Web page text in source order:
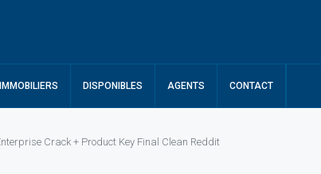
DISPONIBLES AGENTS CONTACT
Crack + Product Key Final Clean Reddit